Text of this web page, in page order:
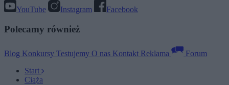
YouTube
Instagram Facebook
Polecamy również
Blog Konkursy Testujemy O nas Kontakt Reklama
Forum
Start
Ciąża